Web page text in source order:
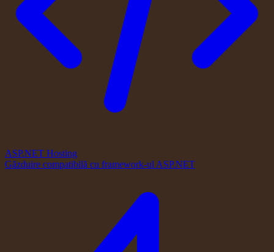
ASP.NET Hosting
Găzduire compatibilă cu framework-ul ASP.NET